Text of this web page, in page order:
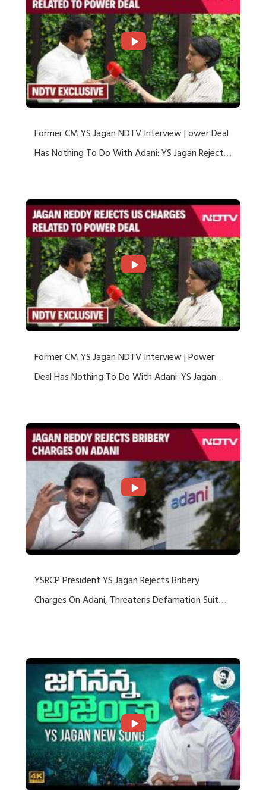
Former CM YS Jagan NDTV Interview | ower Deal
Has Nothing To Do With Adani: YS Jagan Rejects
Former CM YS Jagan NDTV Interview | Power
Deal Has Nothing To Do With Adani: YS Jagan
YSRCP President YS Jagan Rejects Bribery
Charges On Adani, Threatens Defamation Suit